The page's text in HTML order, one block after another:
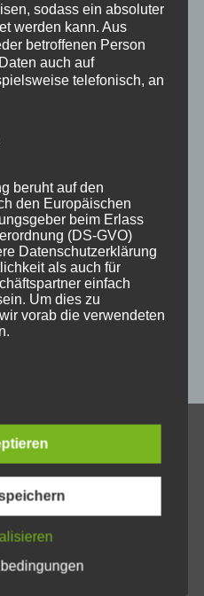
bayern echtholz
gelasert
geschenkidee handwerk
lasergravuren messe
schilder schilder aus holz
werbemittel
_horizontal
sodass ein absoluter
werden kann. Aus
betroffenen Person
auch auf
telefonisch, an
beruht auf den
den Europäischen
beim Erlass
(DS-GVO)
Datenschutzerklärung
als auch für
einfach
Um dies zu
vorab die verwendeten
Begriffe:
Daten
sind alle Informationen,
oder identifizierbare
„betroffene
die direkt oder